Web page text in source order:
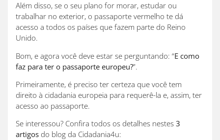
Além disso, se o seu plano for morar, estudar ou
trabalhar no exterior, o passaporte vermelho te dá
acesso a todos os países que fazem parte do Reino
Unido.
Bom, e agora você deve estar se perguntando: “E como
faz para ter o passaporte europeu?”.
Primeiramente, é preciso ter certeza que você tem
direito à cidadania europeia para requerê-la e, assim, ter
acesso ao passaporte.
Se interessou? Confira todos os detalhes nestes 3
artigos do blog da Cidadania4u: